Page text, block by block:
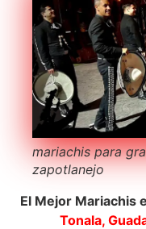
mariachis para
zapotlanejo
El Mejor Mariachis
Tonala,